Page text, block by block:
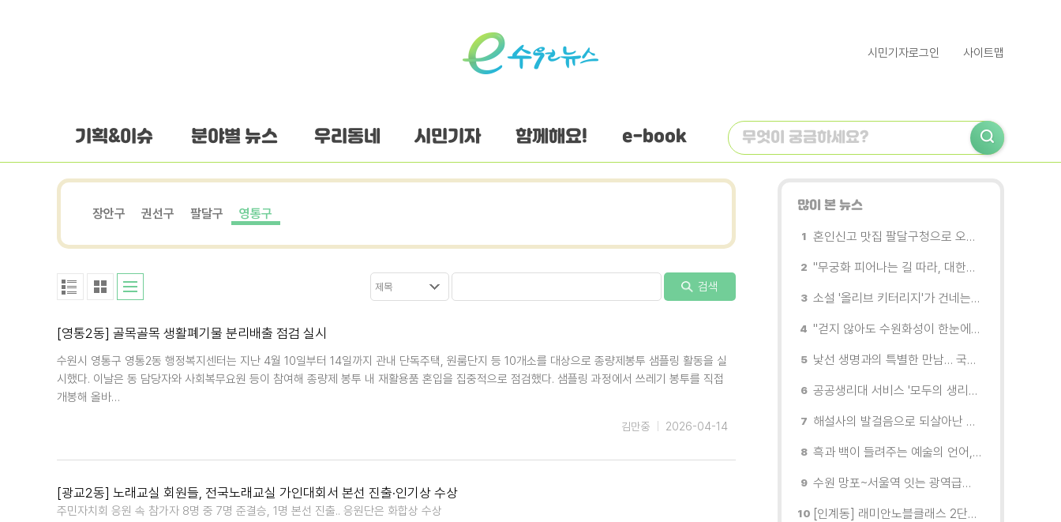
시민기자로그인 사이트맵
기획&이슈 분야별 뉴스 우리동네 시민기자 함께해요! e-book
장안구 권선구 팔달구 영통구
검색
[영통2동] 골목골목 생활폐기물 분리배출 점검 실시
수원시 영통구 영통2동 행정복지센터는 지난 4월 10일부터 14일까지 관내 단독주택, 원룸단지 등 10개소를 대상으로 종량제봉투 샘플링 활동을 실
시했다. 이날은 동 담당자와 사회복무요원 등이 참여해 종량제 봉투 내 재활용품 혼입을 집중적으로 점검했다. 샘플링 과정에서 쓰레기 봉투를 직접
개봉해 올바…
2026-04-14
김만중
[광교2동] 노래교실 회원들, 전국노래교실 가인대회서 본선 진출·인기상 수상
주민자치회 응원 속 참가자 8명 중 7명 준결승, 1명 본선 진출.. 응원단은 화합상 수상
많이 본 뉴스
혼인신고 맛집 팔달구청으로 오세요
"무궁화 피어나는 길 따라, 대한민국을 걷는다"
소설 '올리브 키터리지'가 건네는 삶과 연민의 철학
"걷지 않아도 수원화성이 한눈에"…무장애 관광버스 '수원행차' 타보니
낯선 생명과의 특별한 만남… 국제전 《패트리샤 피치니니: 킨쉽》
공공생리대 서비스 '모두의 생리대' 시범 운영...수원시청·4개 구청 등에 지급기 설치
해설사의 발걸음으로 되살아난 수원의 독립운동 역사
흑과 백이 들려주는 예술의 언어, 수원시립미술관 소장품전《블랑 블랙 파노라마》
수원 망포~서울역 잇는 광역급행버스 M5165번, 8월 3일 개통
[인계동] 래미안노블클래스 2단지 경로당, 무더위 속 독거노인에게 '따뜻한 한 끼' 대접